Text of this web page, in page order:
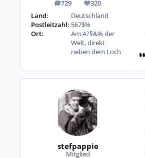
729
Beiträge 320
Reputation
Land:
Deutschland
Postleitzahl: 567$%
Ort:
Am A?§&% der
Welt, direkt
neben dem Loch
stefpappie
Mitglied